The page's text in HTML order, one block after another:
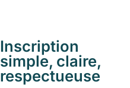
Inscription
simple, claire,
respectueuse